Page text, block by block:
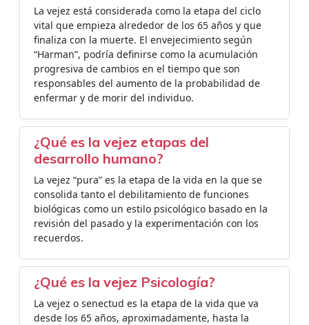
La vejez está considerada como la etapa del ciclo
vital que empieza alrededor de los 65 años y que
finaliza con la muerte. El envejecimiento según
“Harman”, podría definirse como la acumulación
progresiva de cambios en el tiempo que son
responsables del aumento de la probabilidad de
enfermar y de morir del individuo.
¿Qué es la vejez etapas del
desarrollo humano?
La vejez “pura” es la etapa de la vida en la que se
consolida tanto el debilitamiento de funciones
biológicas como un estilo psicológico basado en la
revisión del pasado y la experimentación con los
recuerdos.
¿Qué es la vejez Psicología?
La vejez o senectud es la etapa de la vida que va
desde los 65 años, aproximadamente, hasta la